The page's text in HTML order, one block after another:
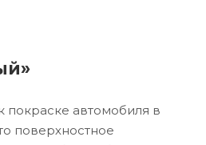
покраске автомобиля в
поверхностное